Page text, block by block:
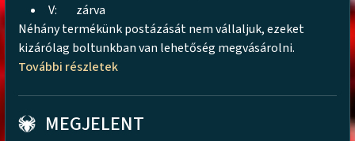
V:
zárva
Néhány termékünk postázását nem vállaljuk, ezeket
kizárólag boltunkban van lehetőség megvásárolni.
További részletek
MEGJELENT